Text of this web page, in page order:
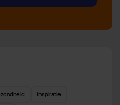
Inspiratie